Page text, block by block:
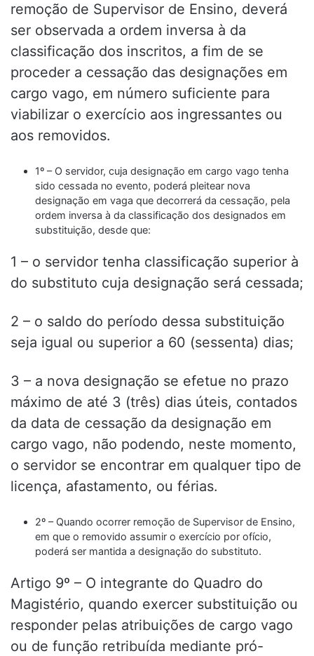
remoção de Supervisor de Ensino, deverá
ser observada a ordem inversa à da
classificação dos inscritos, a fim de se
proceder a cessação das designações em
cargo vago, em número suficiente para
viabilizar o exercício aos ingressantes ou
aos removidos.
1º – O servidor, cuja designação em cargo vago tenha
sido cessada no evento, poderá pleitear nova
designação em vaga que decorrerá da cessação, pela
ordem inversa à da classificação dos designados em
substituição, desde que:
1 – o servidor tenha classificação superior à
do substituto cuja designação será cessada;
2 – o saldo do período dessa substituição
seja igual ou superior a 60 (sessenta) dias;
3 – a nova designação se efetue no prazo
máximo de até 3 (três) dias úteis, contados
da data de cessação da designação em
cargo vago, não podendo, neste momento,
o servidor se encontrar em qualquer tipo de
licença, afastamento, ou férias.
2º – Quando ocorrer remoção de Supervisor de Ensino,
em que o removido assumir o exercício por ofício,
poderá ser mantida a designação do substituto.
Artigo 9º – O integrante do Quadro do
Magistério, quando exercer substituição ou
responder pelas atribuições de cargo vago
ou de função retribuída mediante pró-